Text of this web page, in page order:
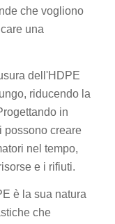
che vogliono
una
dell'HDPE
riducendo la
in
possono creare
nel tempo,
e i rifiuti.
è la sua natura
che